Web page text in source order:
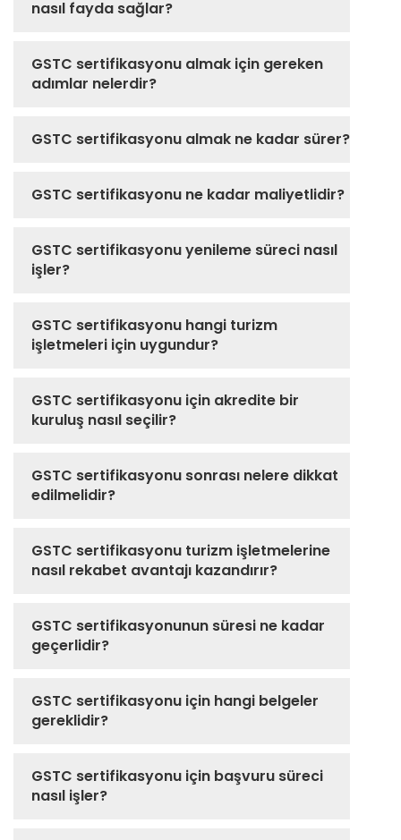
nasıl fayda sağlar?
GSTC sertifikasyonu almak için gereken
adımlar nelerdir?
GSTC sertifikasyonu almak ne kadar sürer?
GSTC sertifikasyonu ne kadar maliyetlidir?
GSTC sertifikasyonu yenileme süreci nasıl
işler?
GSTC sertifikasyonu hangi turizm
işletmeleri için uygundur?
GSTC sertifikasyonu için akredite bir
kuruluş nasıl seçilir?
GSTC sertifikasyonu sonrası nelere dikkat
edilmelidir?
GSTC sertifikasyonu turizm işletmelerine
nasıl rekabet avantajı kazandırır?
GSTC sertifikasyonunun süresi ne kadar
geçerlidir?
GSTC sertifikasyonu için hangi belgeler
gereklidir?
GSTC sertifikasyonu için başvuru süreci
nasıl işler?